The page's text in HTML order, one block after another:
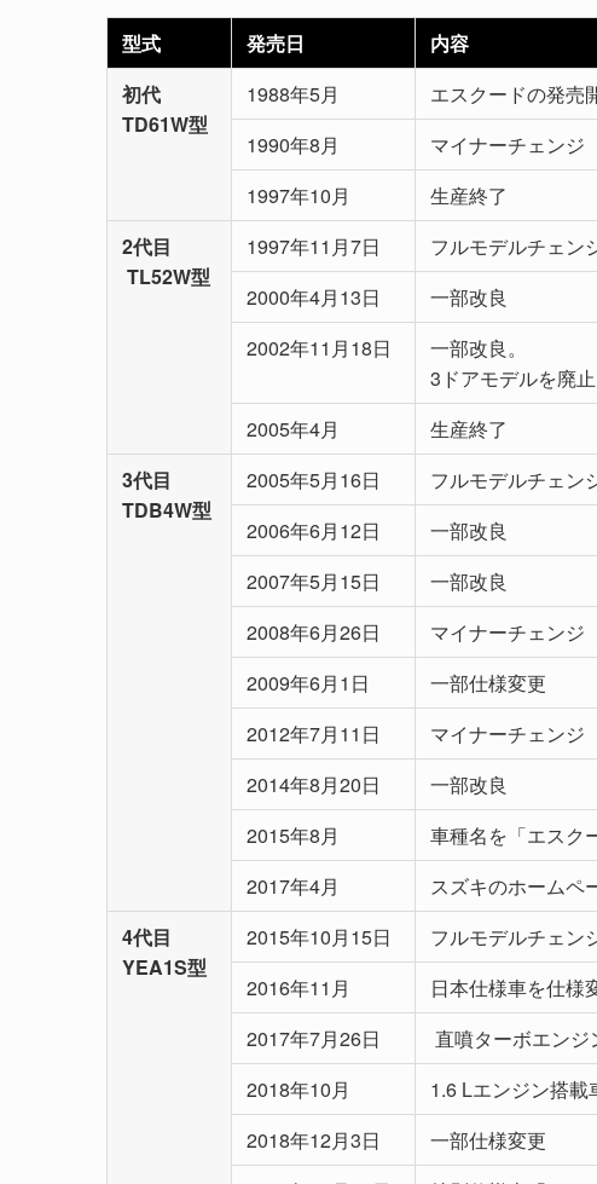
型式 発売日
内容
初代
TD61W型
1988年5月
エスクードの発売
1990年8月
マイナーチェンジ
1997年10月
生産終了
2代目
TL52W型
1997年11月7日
フルモデルチェン
2000年4月13日
一部改良
2002年11月18日
一部改良。
3ドアモデルを廃止
2005年4月
生産終了
3代目
TDB4W型
2005年5月16日
フルモデルチェン
2006年6月12日
一部改良
2007年5月15日
一部改良
2008年6月26日
マイナーチェンジ
2009年6月1日
一部仕様変更
2012年7月11日
マイナーチェンジ
2014年8月20日
一部改良
2015年8月
車種名を「エスク
2017年4月
スズキのホームペ
4代目
YEA1S型
2015年10月15日
フルモデルチェン
2016年11月
日本仕様車を仕様
2017年7月26日
直噴ターボエン
2018年10月
1.6 Lエンジン搭載
2018年12月3日
一部仕様変更